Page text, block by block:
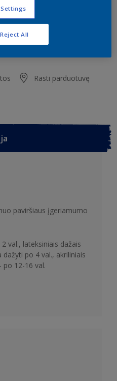
skaičiuoklė
Rasti parduotuvę
paviršiaus įgeriamumo
val., lateksiniais dažais
po 4 val., akriliniais
po 12-16 val.
Reject All